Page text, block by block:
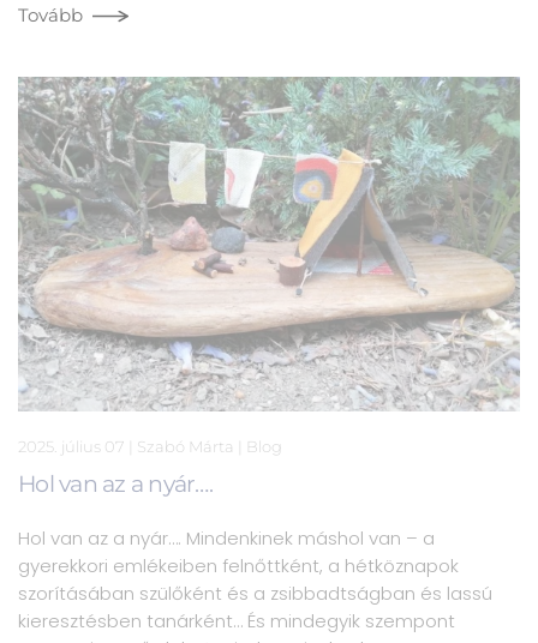
Tovább
2025. július 07 | Szabó Márta | Blog
Hol van az a nyár….
Hol van az a nyár…. Mindenkinek máshol van – a
gyerekkori emlékeiben felnőttként, a hétköznapok
szorításában szülőként és a zsibbadtságban és lassú
kieresztésben tanárként… És mindegyik szempont